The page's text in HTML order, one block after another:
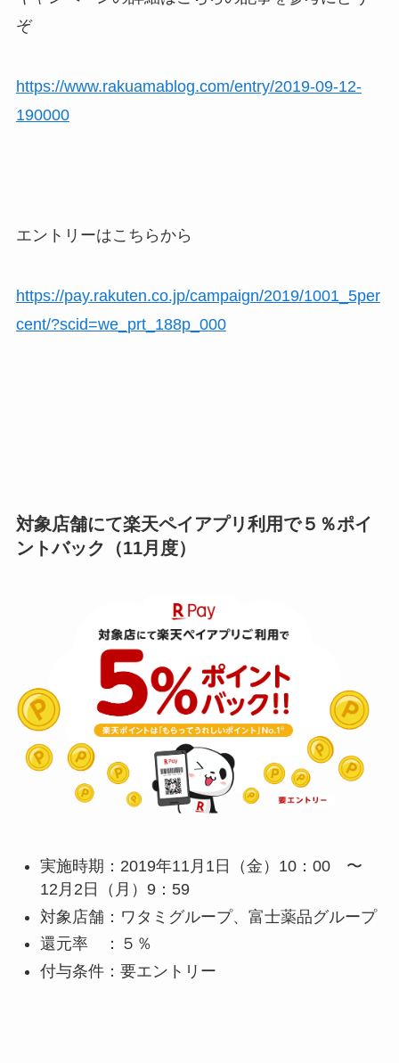
ぞ
https://www.rakuamablog.com/entry/2019-09-12-
190000
エントリーはこちらから
https://pay.rakuten.co.jp/campaign/2019/1001_5per
cent/?scid=we_prt_188p_000
対象店舗にて楽天ペイアプリ利用で５％ポイ
ントバック（11月度）
実施時期：2019年11月1日（金）10：00 〜
12月2日（月）9：59
対象店舗：ワタミグループ、富士薬品グループ
還元率 ：５％
付与条件：要エントリー